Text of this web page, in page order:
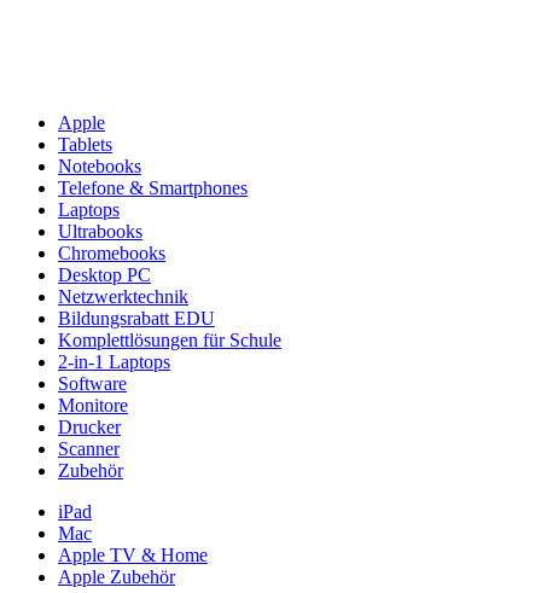
Apple
Tablets
Notebooks
Telefone & Smartphones
Laptops
Ultrabooks
Chromebooks
Desktop PC
Netzwerktechnik
Bildungsrabatt EDU
Komplettlösungen für Schule
2-in-1 Laptops
Software
Monitore
Drucker
Scanner
Zubehör
iPad
Mac
Apple TV & Home
Apple Zubehör